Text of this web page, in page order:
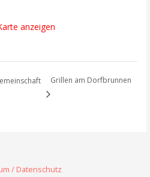
anzeigen
Grillen am Dorfbrunnen
/ Datenschutz